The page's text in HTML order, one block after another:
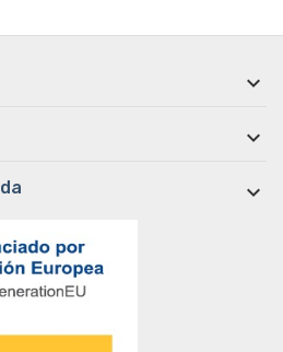


